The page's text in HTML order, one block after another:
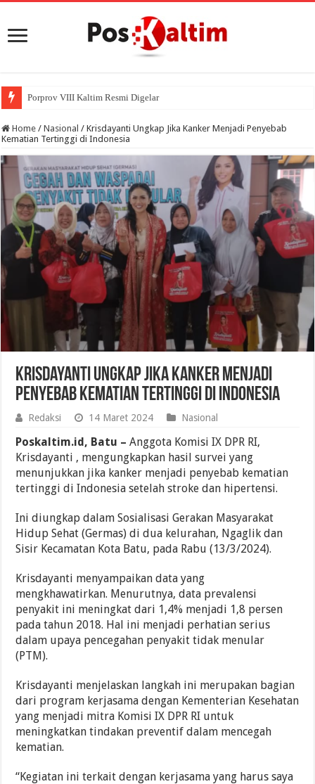
Porprov VIII Kaltim Resmi Digelar November 2026 di Pase
Home / Nasional / Krisdayanti Ungkap Jika Kanker Menjadi Penyebab
Kematian Tertinggi di Indonesia
Krisdayanti Ungkap Jika Kanker Menjadi
Penyebab Kematian Tertinggi di Indonesia
Redaksi 14 Maret 2024 Nasional
Poskaltim.id, Batu – Anggota Komisi IX DPR RI,
Krisdayanti , mengungkapkan hasil survei yang
menunjukkan jika kanker menjadi penyebab kematian
tertinggi di Indonesia setelah stroke dan hipertensi.
Ini diungkap dalam Sosialisasi Gerakan Masyarakat
Hidup Sehat (Germas) di dua kelurahan, Ngaglik dan
Sisir Kecamatan Kota Batu, pada Rabu (13/3/2024).
Krisdayanti menyampaikan data yang
mengkhawatirkan. Menurutnya, data prevalensi
penyakit ini meningkat dari 1,4% menjadi 1,8 persen
pada tahun 2018. Hal ini menjadi perhatian serius
dalam upaya pencegahan penyakit tidak menular
(PTM).
Krisdayanti menjelaskan langkah ini merupakan bagian
dari program kerjasama dengan Kementerian Kesehatan
yang menjadi mitra Komisi IX DPR RI untuk
meningkatkan tindakan preventif dalam mencegah
kematian.
“Kegiatan ini terkait dengan kerjasama yang harus saya